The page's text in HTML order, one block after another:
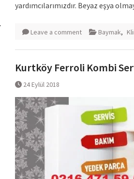
yardımcılarımızdır. Beyaz eşya
Leave a comment Baymak,
Kurtköy Ferroli Kombi
24 Eylül 2018